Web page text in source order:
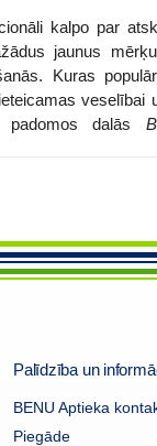
kalpo par
jaunus
Kuras
veselībai
padomos dalās
Palīdzība un
BENU Aptieka
Piegāde